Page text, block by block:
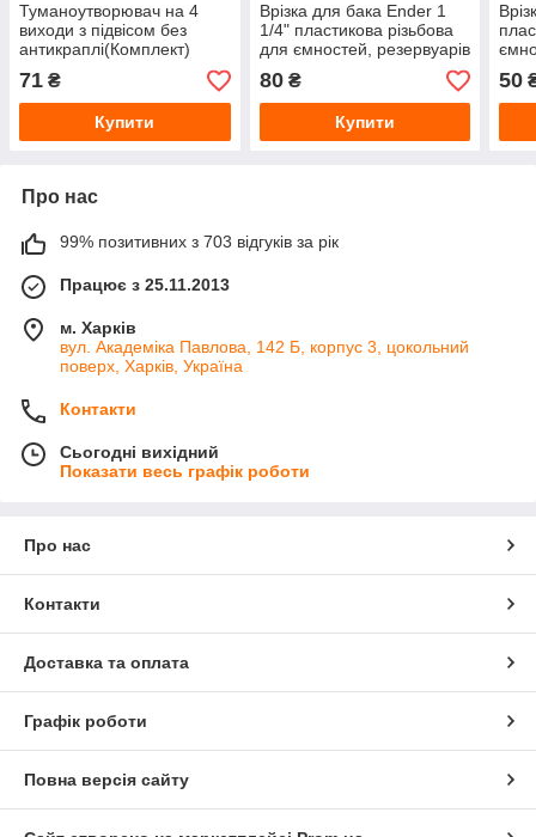
Туманоутворювач на 4
виходи з підвісом без
антикраплі(Комплект)
71 ₴
Купити
Врізка для бака Ender 1
1/4" пластикова різьбова
для ємностей, резервуарів
та систем поливу
80₴
Купити
50
Про нас
99% позитивних з 703 відгуків за рік
Працює з 25.11.2013
м. Харків
вул. Академіка Павлова, 142 Б, корпус 3, цокольний
поверх, Харків, Україна
Контакти
Сьогодні вихідний
Показати весь графік роботи
Про нас
Контакти
Доставка та оплата
Графік роботи
Повна версія сайту